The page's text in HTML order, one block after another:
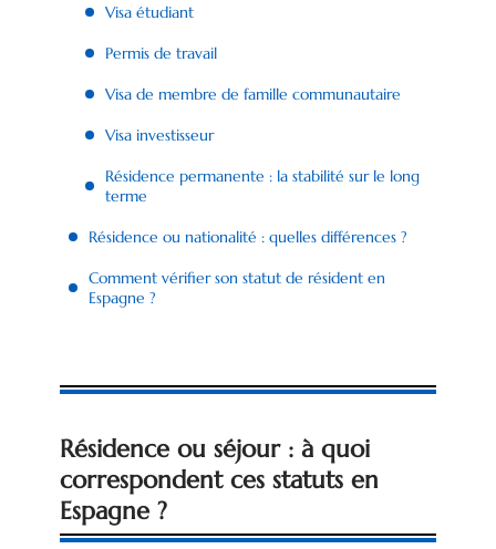
Visa étudiant
Permis de travail
Visa de membre de famille communautaire
Visa investisseur
Résidence permanente : la stabilité sur le long
terme
Résidence ou nationalité : quelles différences ?
Comment vérifier son statut de résident en
Espagne ?
Résidence ou séjour : à quoi
correspondent ces statuts en
Espagne ?